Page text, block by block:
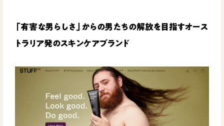
「有害な男らしさ」からの男たちの解放を目指すオース
トラリア発のスキンケアブランド